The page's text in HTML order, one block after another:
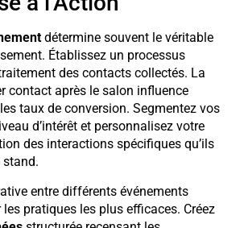
détermine souvent le véritable
Établissez un processus
des contacts collectés. La
contact après le salon influence
taux de conversion. Segmentez vos
d’intérêt et personnalisez votre
des interactions spécifiques qu’ils
stand.
entre différents événements
les pratiques les plus efficaces. Créez